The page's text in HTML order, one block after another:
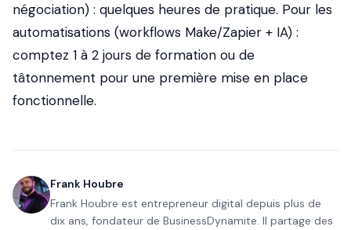
négociation) : quelques heures de pratique. Pour les
automatisations (workflows Make/Zapier + IA) :
comptez 1 à 2 jours de formation ou de
tâtonnement pour une première mise en place
fonctionnelle.
Frank Houbre
Frank Houbre est entrepreneur digital depuis plus de
dix ans, fondateur de BusinessDynamite. Il partage des